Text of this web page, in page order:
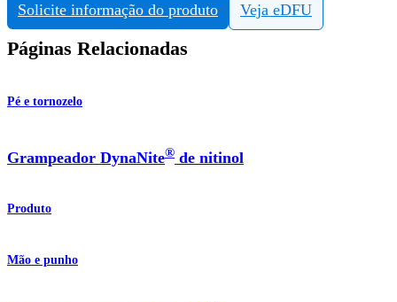
Solicite informação do produto Veja eDFU
Páginas Relacionadas
Pé e tornozelo
Grampeador DynaNite® de nitinol
Produto
Mão e punho